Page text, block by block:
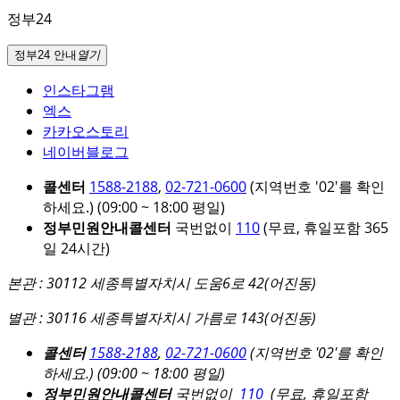
정부24
정부24 안내 열기
인스타그램
엑스
카카오스토리
네이버블로그
콜센터 1588-2188, 02-721-0600(지역번호 '02'를 확인
하세요.) (09:00 ~ 18:00 평일)
정부민원안내콜센터 국번없이 110(무료, 휴일포함 365
일 24시간)
본관 : 30112 세종특별자치시 도움6로 42(어진동)
별관 : 30116 세종특별자치시 가름로 143(어진동)
콜센터 1588-2188, 02-721-0600(지역번호 '02'를 확인
하세요.) (09:00 ~ 18:00 평일)
정부민원안내콜센터국번없이 110 (무료, 휴일포함